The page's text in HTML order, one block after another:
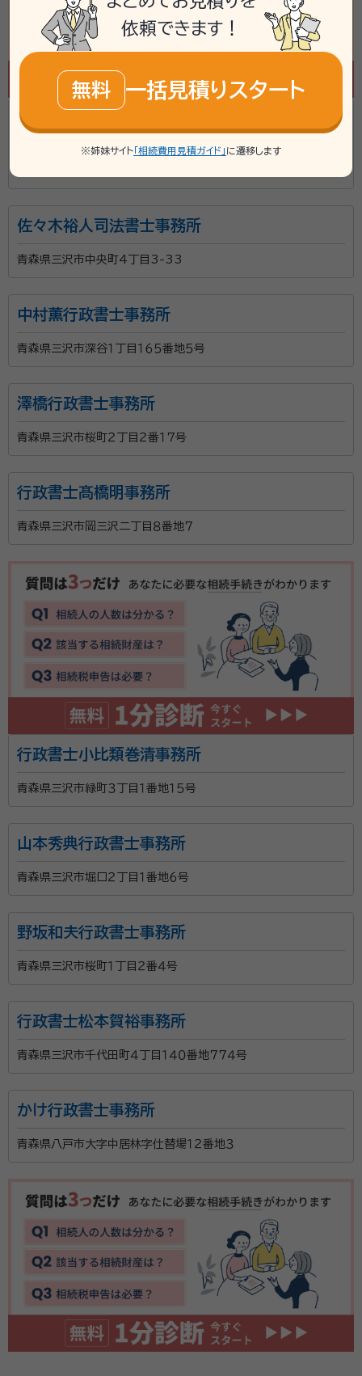
せが不安な場合や遠方などの場合はLINEなど文章で
のやり取りにも対応可能です。青森市内において終活と
まずはお気軽にご相談ください。
行政書士、宅地建物取引士、賃貸不動産経営管理士
所属団体： 青森県行政書士会
行政書士まさひろ事務所
青森県三沢市南町２丁目３１番地１６３号 サトウアパートＮｏ．２Ａ棟
佐々木裕人司法書士事務所
青森県三沢市中央町4丁目3-33
中村薫行政書士事務所
青森県三沢市深谷１丁目１６５番地５号
澤橋行政書士事務所
青森県三沢市桜町２丁目２番１７号
行政書士髙橋明事務所
青森県三沢市岡三沢二丁目８番地７
行政書士小比類巻清事務所
青森県三沢市緑町３丁目１番地１５号
山本秀典行政書士事務所
青森県三沢市堀口２丁目１番地６号
野坂和夫行政書士事務所
青森県三沢市桜町１丁目２番４号
行政書士松本賀裕事務所
青森県三沢市千代田町４丁目１４０番地７７４号
かけ行政書士事務所
青森県八戸市大字中居林字仕替場１２番地３
依頼できます！
無料 一括見積りスタート
※姉妹サイト 「相続費用見積ガイド」 に遷移します